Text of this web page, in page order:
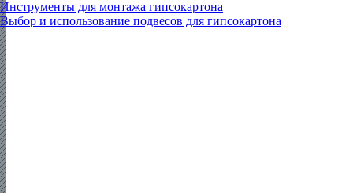
Инструменты для монтажа гипсокартона
Выбор и использование подвесов для гипсокартона